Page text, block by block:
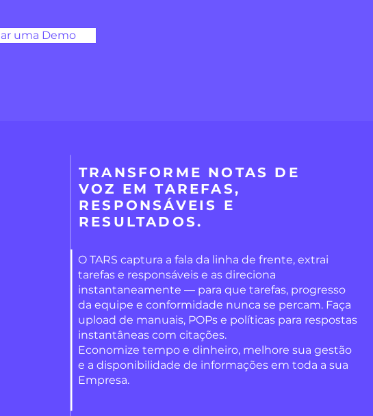
uma Demo
TRANSFORME NOTAS DE
VOZ EM TAREFAS,
RESPONSÁVEIS E
RESULTADOS.
O TARS captura a fala da linha de frente, extrai
tarefas e responsáveis e as direciona
instantaneamente — para que tarefas, progresso
da equipe e conformidade nunca se percam. Faça
upload de manuais, POPs e políticas para respostas
instantâneas com citações.
Economize tempo e dinheiro, melhore sua gestão
e a disponibilidade de informações em toda a sua
Empresa.